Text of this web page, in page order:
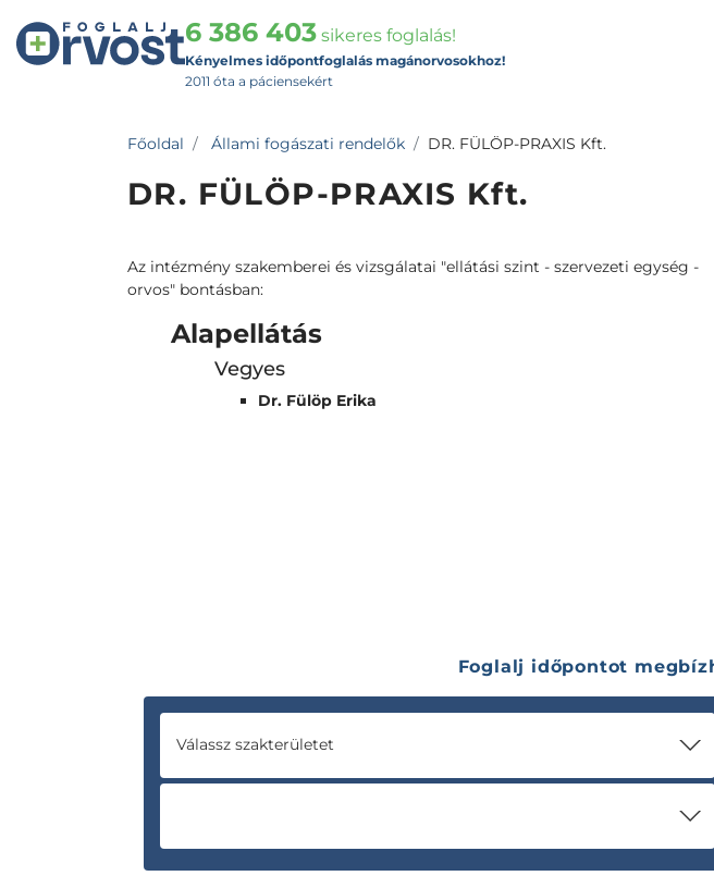
6 386 403 sikeres foglalás!
Kényelmes időpontfoglalás magánorvosokhoz!
2011 óta a páciensekért
Főoldal Állami fogászati rendelők DR. FÜLÖP-PRAXIS Kft.
DR. FÜLÖP-PRAXIS Kft.
Az intézmény szakemberei és vizsgálatai "ellátási szint - szervezeti egység -
orvos" bontásban:
Alapellátás
Vegyes
Dr. Fülöp Erika
Foglalj időpontot
Válassz szakterületet